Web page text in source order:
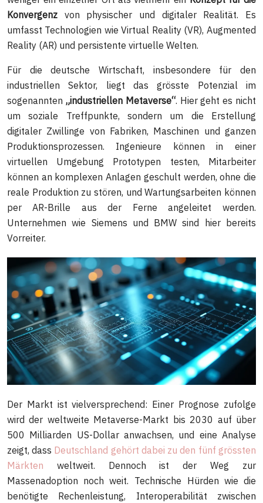
Konvergenz von physischer und digitaler Realität. Es
umfasst Technologien wie Virtual Reality (VR), Augmented
Reality (AR) und persistente virtuelle Welten.
Für die deutsche Wirtschaft, insbesondere für den
industriellen Sektor, liegt das grösste Potenzial im
sogenannten „industriellen Metaverse“. Hier geht es nicht
um soziale Treffpunkte, sondern um die Erstellung
digitaler Zwillinge von Fabriken, Maschinen und ganzen
Produktionsprozessen. Ingenieure können in einer
virtuellen Umgebung Prototypen testen, Mitarbeiter
können an komplexen Anlagen geschult werden, ohne die
reale Produktion zu stören, und Wartungsarbeiten können
per AR-Brille aus der Ferne angeleitet werden.
Unternehmen wie Siemens und BMW sind hier bereits
Vorreiter.
Der Markt ist vielversprechend: Einer Prognose zufolge
wird der weltweite Metaverse-Markt bis 2030 auf über
500 Milliarden US-Dollar anwachsen, und eine Analyse
zeigt, dass Deutschland gehört dabei zu den fünf grössten
Märkten weltweit. Dennoch ist der Weg zur
Massenadoption noch weit. Technische Hürden wie die
benötigte Rechenleistung, Interoperabilität zwischen